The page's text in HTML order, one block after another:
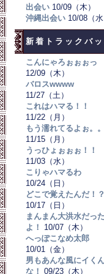
出会い10/09（木）
沖縄出会い10/08（水
新着トラックバッ
こんにゃろぉぉぉっ
12/09（木）
バロスwwww
11/27（土）
これはハマる！！
11/22（月）
もう濡れてるよぉ。。
11/15（月）
うっひょぉぉぉ！！
11/03（水）
こりゃハマるわ
10/24（日）
どこで覚えたんだ！？
10/17（日）
まんまん大洪水だった
よ！
10/07（木）
へっぽこなめ太郎
10/01（金）
男もあんな風にイく
な！ 09/23（木）